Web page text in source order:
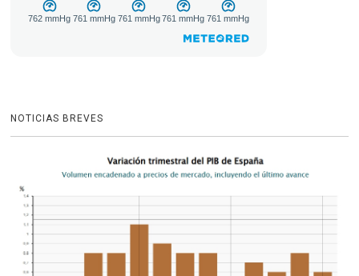
NOTICIAS BREVES